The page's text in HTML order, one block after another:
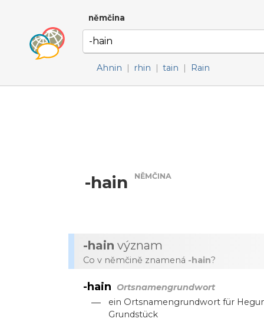
němčina
Ahnin | rhin | tain | Rain
-hain NĚMČINA
-hain význam
Co v němčině znamená -hain?
-hain Ortsnamengrundwort
—
ein Ortsnamengrundwort für
Grundstück